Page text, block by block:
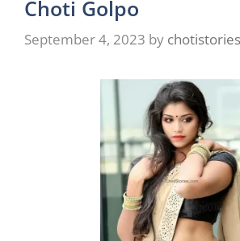
Choti Golpo
September 4, 2023 by chotistories